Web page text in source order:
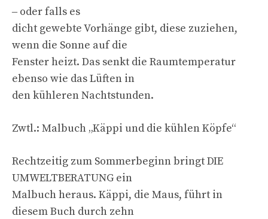
‒ oder falls es
dicht gewebte Vorhänge gibt, diese zuziehen,
wenn die Sonne auf die
Fenster heizt. Das senkt die Raumtemperatur
ebenso wie das Lüften in
den kühleren Nachtstunden.
Zwtl.: Malbuch „Käppi und die kühlen Köpfe“
Rechtzeitig zum Sommerbeginn bringt DIE
UMWELTBERATUNG ein
Malbuch heraus. Käppi, die Maus, führt in
diesem Buch durch zehn